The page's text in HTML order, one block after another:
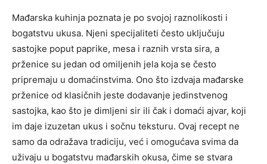
Mađarska kuhinja poznata je po svojoj raznolikosti i
bogatstvu ukusa. Njeni specijaliteti često uključuju
sastojke poput paprike, mesa i raznih vrsta sira, a
prženice su jedan od omiljenih jela koja se često
pripremaju u domaćinstvima. Ono što izdvaja mađarske
prženice od klasičnih jeste dodavanje jedinstvenog
sastojka, kao što je dimljeni sir ili čak i domaći ajvar, koji
im daje izuzetan ukus i sočnu teksturu. Ovaj recept ne
samo da odražava tradiciju, već i omogućava svima da
uživaju u bogatstvu mađarskih okusa, čime se stvara